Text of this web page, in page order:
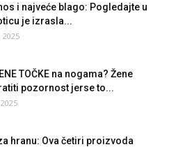
i najveće blago: Pogledajte u
je izrasla...
TOČKE na nogama? Žene
pozornost jerse to...
hranu: Ova četiri proizvoda